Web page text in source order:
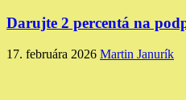
Darujte 2 percentá na
17. februára 2026 Martin Janurík